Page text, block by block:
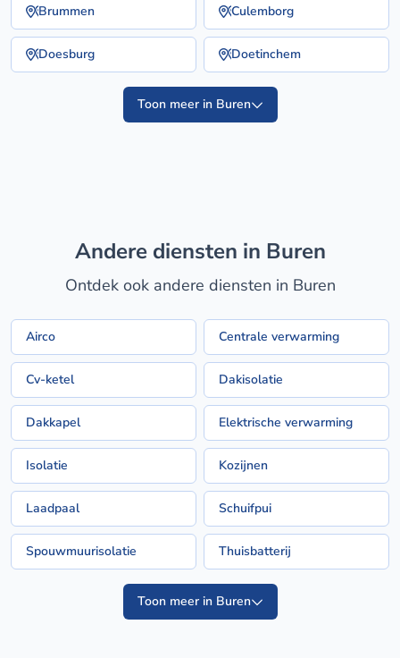
Brummen Culemborg
Doesburg Doetinchem
Toon meer in Buren
Andere diensten in Buren
Ontdek ook andere diensten in Buren
Airco Centrale verwarming
Cv-ketel Dakisolatie
Dakkapel Elektrische verwarming
Isolatie Kozijnen
Laadpaal Schuifpui
Spouwmuurisolatie Thuisbatterij
Toon meer in Buren